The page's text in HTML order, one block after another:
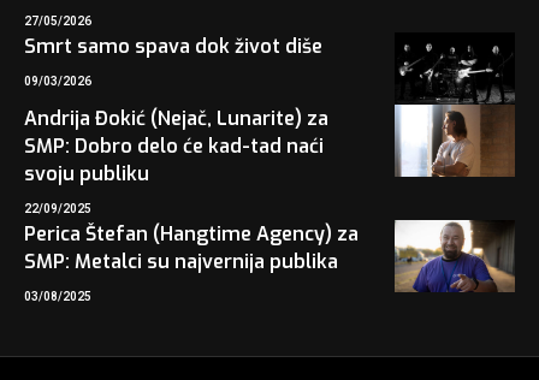
27/05/2026
Smrt samo spava dok život diše
09/03/2026
Andrija Đokić (Nejač, Lunarite) za
SMP: Dobro delo će kad-tad naći
svoju publiku
22/09/2025
Perica Štefan (Hangtime Agency) za
SMP: Metalci su najvernija publika
03/08/2025